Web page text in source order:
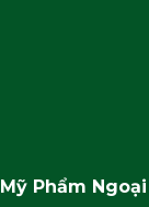
Mỹ Phẩm